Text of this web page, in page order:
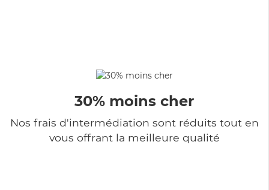
30% moins cher
Nos frais d'intermédiation sont réduits tout en
vous offrant la meilleure qualité